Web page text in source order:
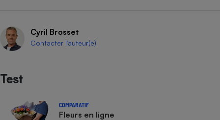
Cyril Brosset
Contacter l’auteur(e)
Test
COMPARATIF
Fleurs en ligne